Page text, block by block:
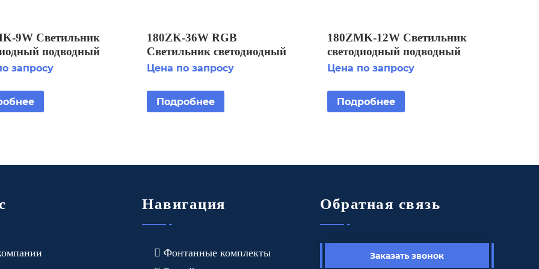
9W Светильник
подводный
на
запросу
180ZK-36W RGB
Светильник светодиодный
подводный IP68 установка
Цена по запросу
Подробнее
180ZMK-12W Светильник
светодиодный подводный
IP68 установка на
Цена по запросу
Подробнее
Навигация
Фонтанные комплекты
Обратная связь
Заказать звонок